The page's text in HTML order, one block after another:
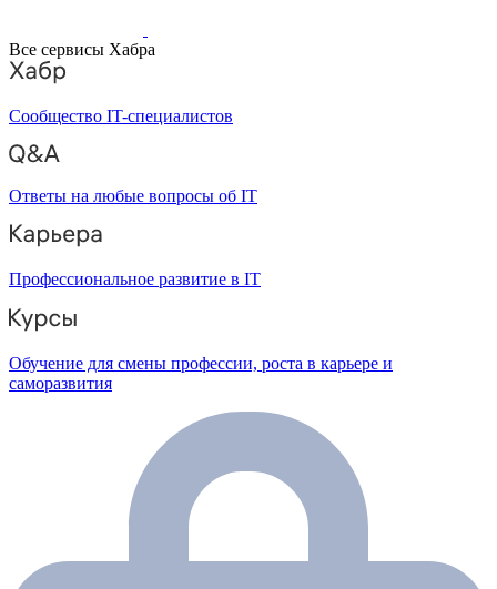
Все сервисы Хабра
Сообщество IT-специалистов
Ответы на любые вопросы об IT
Профессиональное развитие в IT
Обучение для смены профессии, роста в карьере и
саморазвития